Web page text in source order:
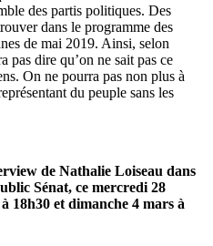
des partis politiques. Des
dans le programme des
de mai 2019. Ainsi, selon
pas dire qu’on ne sait pas ce
On ne pourra pas non plus à
du peuple sans les
de Nathalie Loiseau dans
Sénat, ce mercredi 28
18h30 et dimanche 4 mars à